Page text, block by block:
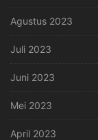
Agustus 2023
Juli 2023
Juni 2023
Mei 2023
April 2023